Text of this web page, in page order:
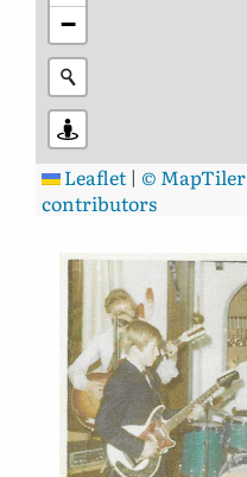
−
Leaflet | © MapTiler
contributors